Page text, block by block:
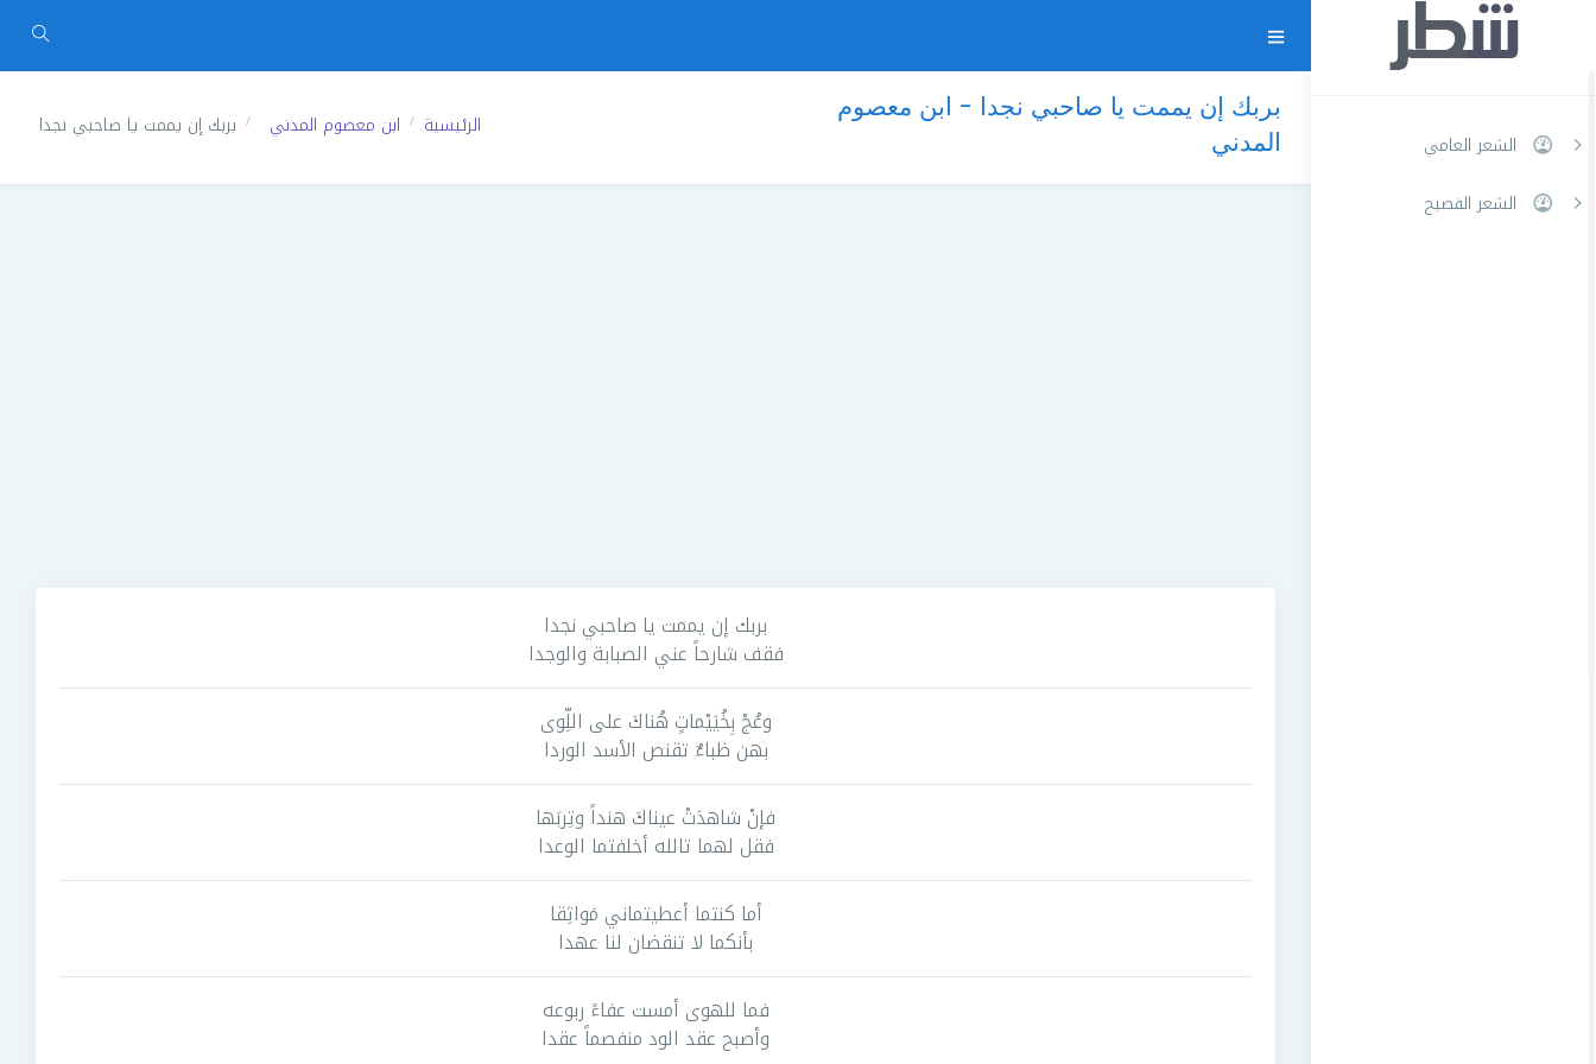
الشعر العامي
الشعر الفصيح
بربك إن يممت يا صاحبي نجدا - ابن معصوم
المدني
الرئيسية ابن معصوم المدني بربك إن يممت يا صاحبي نجدا
بربك إن يممت يا صاحبي نجدا
فقف شارحاً عني الصبابة والوجدا
وعُجْ بِخُيَيْماتٍ هُناكَ على اللِّوى
بهن ظباءٌ تقنص الأسد الوردا
فإنْ شاهدَتْ عيناكَ هنداً وتِربَها
فقل لهما تالله أخلفتما الوعدا
أما كنتما أعطيتماني مَواثِقا
بأنكما لا تنقضان لنا عهدا
فما للهوى أمست عفاءً ربوعه
وأصبح عقد الود منفصماً عقدا